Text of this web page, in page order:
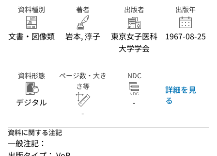
資料種別
文書・図像類
著者
岩本, 淳子
出版者
東京女子医科
大学学会
出版年
1967-08-25
資料形態
デジタル
ページ数・大き
さ等
-
NDC
-
詳細を見
る
資料に関する注記
一般注記：